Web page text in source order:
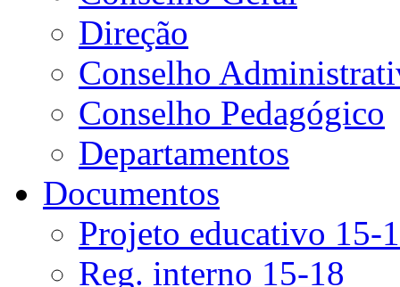
Direção
Conselho
Conselho Pedagógico
Departamentos
Documentos
Projeto educativo 15-
Reg. interno 15-18